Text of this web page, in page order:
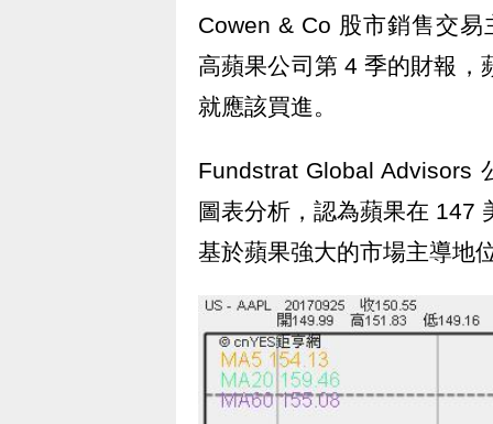
Cowen & Co 股市銷售交
高蘋果公司第 4 季的財報，
就應該買進。
Fundstrat Global Advisors
圖表分析，認為蘋果在 147
基於蘋果強大的市場主導地